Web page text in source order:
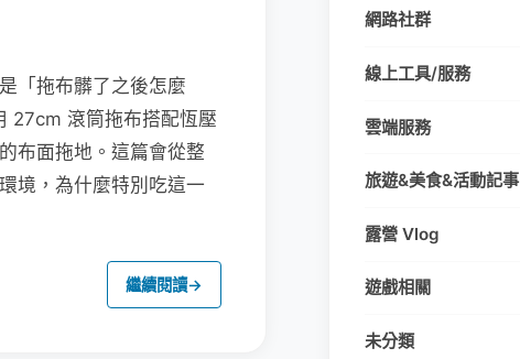
「拖布髒了之後怎麼
27cm 滾筒拖布搭配恆壓
布面拖地。這篇會從整
境，為什麼特別吃這一
繼續閱讀→
網路社群
線上工具/服務
雲端服務
旅遊&美食&活動記事
露營 Vlog
遊戲相關
未分類